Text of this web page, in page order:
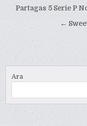
Yazı
gezinmesi
Partagas 5 Serie P
←
Ara